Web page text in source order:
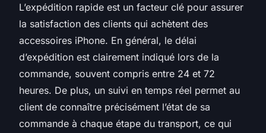
L’expédition rapide est un facteur clé pour assurer
la satisfaction des clients qui achètent des
accessoires iPhone. En général, le délai
d’expédition est clairement indiqué lors de la
commande, souvent compris entre 24 et 72
heures. De plus, un suivi en temps réel permet au
client de connaître précisément l’état de sa
commande à chaque étape du transport, ce qui